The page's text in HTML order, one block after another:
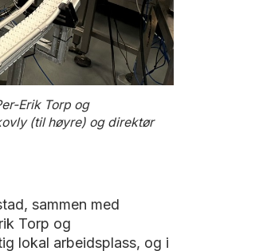
Erik Torp og
(til høyre) og direktør
sammen med
Torp og
lokal arbeidsplass, og i